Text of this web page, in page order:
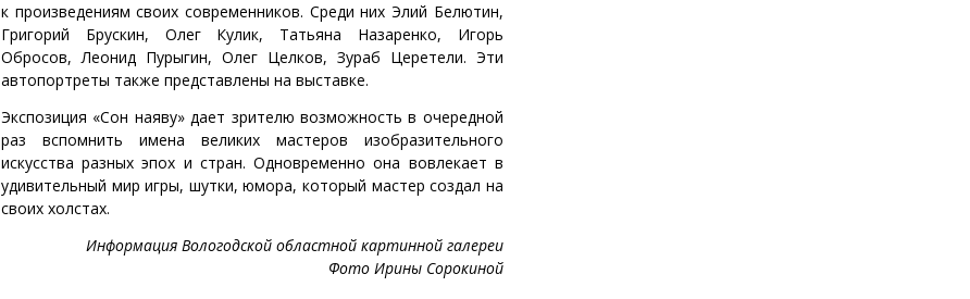
к произведениям своих современников. Среди них Элий Белютин,
Григорий Брускин, Олег Кулик, Татьяна Назаренко, Игорь
Обросов, Леонид Пурыгин, Олег Целков, Зураб Церетели. Эти
автопортреты также представлены на выставке.
Экспозиция «Сон наяву» дает зрителю возможность в очередной
раз вспомнить имена великих мастеров изобразительного
искусства разных эпох и стран. Одновременно она вовлекает в
удивительный мир игры, шутки, юмора, который мастер создал на
своих холстах.
Информация Вологодской областной картинной галереи
Фото Ирины Сорокиной